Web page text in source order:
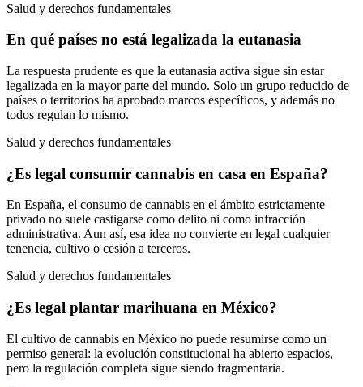
Salud y derechos fundamentales
En qué países no está legalizada la eutanasia
La respuesta prudente es que la eutanasia activa sigue sin estar
legalizada en la mayor parte del mundo. Solo un grupo reducido de
países o territorios ha aprobado marcos específicos, y además no
todos regulan lo mismo.
Salud y derechos fundamentales
¿Es legal consumir cannabis en casa en España?
En España, el consumo de cannabis en el ámbito estrictamente
privado no suele castigarse como delito ni como infracción
administrativa. Aun así, esa idea no convierte en legal cualquier
tenencia, cultivo o cesión a terceros.
Salud y derechos fundamentales
¿Es legal plantar marihuana en México?
El cultivo de cannabis en México no puede resumirse como un
permiso general: la evolución constitucional ha abierto espacios,
pero la regulación completa sigue siendo fragmentaria.